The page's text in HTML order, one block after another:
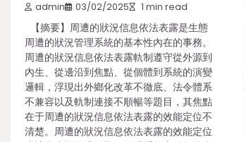
admin 03/02/2025 1 min read
【摘要】周遭的狀況信息依法表露是生態
周遭的狀況管理系統的基本性內在的事務。
周遭的狀況信息依法表露軌制遵守從外源到
內生、從邊沿到焦點、從個體到系統的演變
邏輯，浮現出外鄉化改革不徹底、法令體系
不兼容以及軌制連接不順暢等題目，其焦點
在于周遭的狀況信息依法表露的效能定位不
清楚。周遭的狀況信息依法表露的效能定位